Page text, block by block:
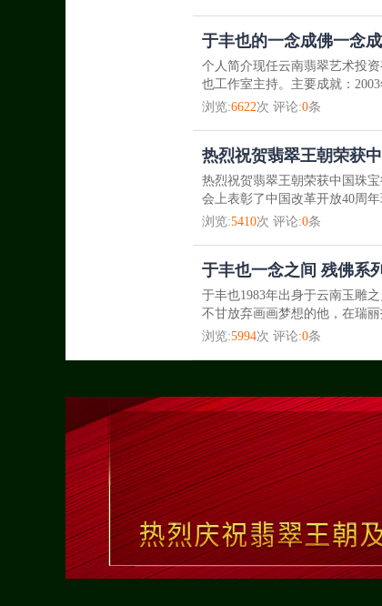
于丰也的一念成佛一念
个人简介现任云南翡翠艺术投
也工作室主持。主要成就：
浏览:6622次 评论:0条
热烈祝贺翡翠王朝荣获
热烈祝贺翡翠王朝荣获中国珠
会上表彰了中国改革开放40周
浏览:5410次 评论:0条
于丰也一念之间 残佛系
于丰也1983年出身于云南玉雕
不甘放弃画画梦想的他，在瑞
浏览:5994次 评论:0条